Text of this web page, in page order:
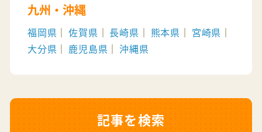
記事を検索
九州・沖縄
福岡県 佐賀県 長崎県 熊本県
宮崎県
大分県
鹿児島県 沖縄県